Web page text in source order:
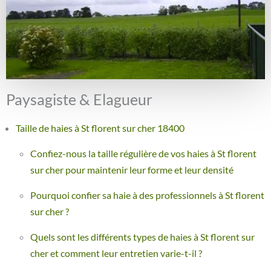
Paysagiste & Elagueur
Taille de haies à St florent sur cher 18400
Confiez-nous la taille régulière de vos haies à St florent
sur cher pour maintenir leur forme et leur densité
Pourquoi confier sa haie à des professionnels à St florent
sur cher ?
Quels sont les différents types de haies à St florent sur
cher et comment leur entretien varie-t-il ?